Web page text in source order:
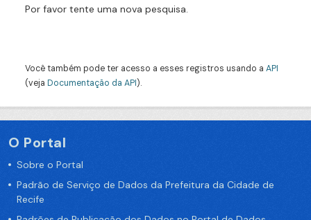
Por favor tente uma nova pesquisa.
Você também pode ter acesso a esses registros usando a API
(veja Documentação da API).
O Portal
Sobre o Portal
Padrão de Serviço de Dados da Prefeitura da Cidade de
Recife